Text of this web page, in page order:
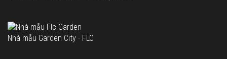
Nhà mẫu Garden City - FLC